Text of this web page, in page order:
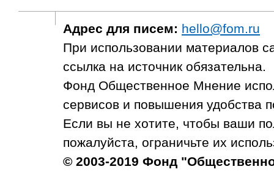
Адрес для писем: hello@fom.ru
При использовании материалов
ссылка на источник обязательна.
Фонд Общественное Мнение
сервисов и повышения удобства
Если вы не хотите, чтобы ваши
пожалуйста, ограничьте их
© 2003-2019 Фонд